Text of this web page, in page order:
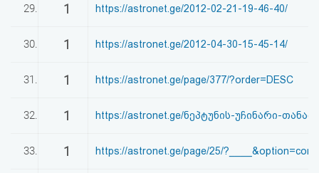
29. 1 https://astronet.ge/2012-02-21-19-46-40/
30. 1 https://astronet.ge/2012-04-30-15-45-14/
31. 1 https://astronet.ge/page/377/?order=DESC
32. 1 https://astronet.ge/ნეპტუნის-უჩინარი-
33. 1 https://astronet.ge/page/25/